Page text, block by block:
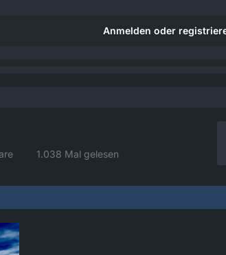
Anmelden oder
1.038 Mal gelesen